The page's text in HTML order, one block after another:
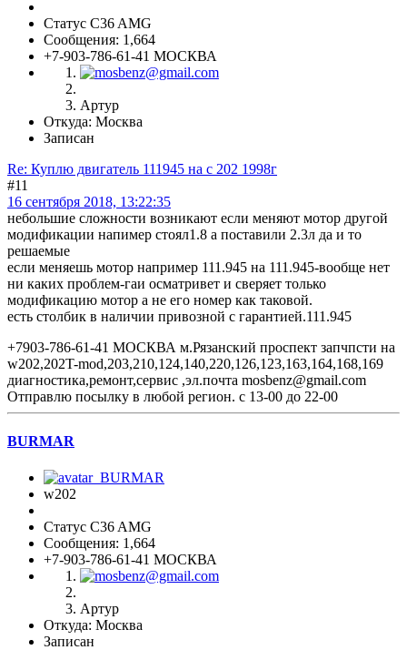
Статус C36 AMG
Сообщения: 1,664
+7-903-786-61-41 МОСКВА
Артур
Откуда: Москва
Записан
Re: Куплю двигатель 111945 на с 202 1998г
#11
16 сентября 2018, 13:22:35
небольшие сложности возникают если меняют мотор другой
модификации напимер стоял1.8 а поставили 2.3л да и то
решаемые
если меняешь мотор например 111.945 на 111.945-вообще нет
ни каких проблем-гаи осматривет и сверяет только
модификацию мотор а не его номер как таковой.
есть столбик в наличии привозной с гарантией.111.945
+7903-786-61-41 МОСКВА м.Рязанский проспект запчпсти на
w202,202T-mod,203,210,124,140,220,126,123,163,164,168,169
диагностика,ремонт,сервис ,эл.почта mosbenz@gmail.com
Отправлю посылку в любой регион. с 13-00 до 22-00
BURMAR
w202
Статус C36 AMG
Сообщения: 1,664
+7-903-786-61-41 МОСКВА
Артур
Откуда: Москва
Записан